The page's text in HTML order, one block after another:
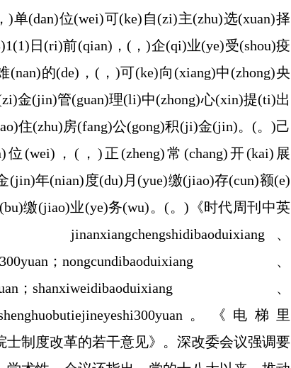
单(dan)位(wei)可(ke)自(zi)主(zhu)选(xuan)择
日(ri)前(qian)，(，)企(qi)业(ye)受(shou)疫
的(de)，(，)可(ke)向(xiang)中(zhong)央
金(jin)管(guan)理(li)中(zhong)心(xin)提(ti)出
住(zhu)房(fang)公(gong)积(ji)金(jin)。(。)己
(wei)，(，)正(zheng)常(chang)开(kai)展
(jin)年(nian)度(du)月(yue)缴(jiao)存(cun)额(e)
缴(jiao)业(ye)务(wu)。(。)《时代周刊中英
、
；nongcundibaoduixiang、
；shanxiweidibaoduixiang、
。《电梯里
制度改革的若干意见》。深改委会议强调要